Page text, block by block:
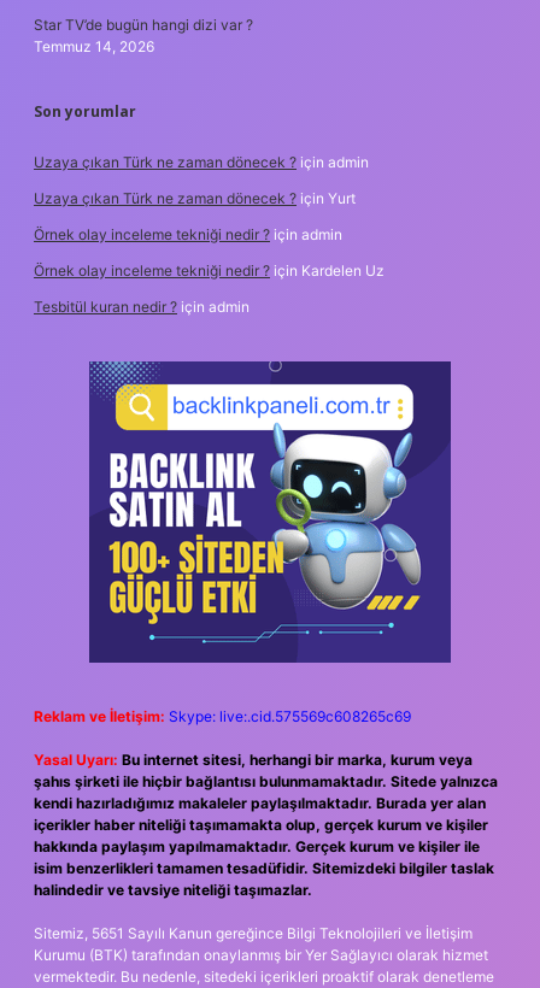
Star TV’de bugün hangi dizi var ?
Temmuz 14, 2026
Son yorumlar
Uzaya çıkan Türk ne zaman dönecek ? için admin
Uzaya çıkan Türk ne zaman dönecek ? için Yurt
Örnek olay inceleme tekniği nedir ? için admin
Örnek olay inceleme tekniği nedir ? için Kardelen Uz
Tesbitül kuran nedir ? için admin
Reklam ve İletişim: Skype: live:.cid.575569c608265c69
Yasal Uyarı: Bu internet sitesi, herhangi bir marka, kurum veya
şahıs şirketi ile hiçbir bağlantısı bulunmamaktadır. Sitede yalnızca
kendi hazırladığımız makaleler paylaşılmaktadır. Burada yer alan
içerikler haber niteliği taşımamakta olup, gerçek kurum ve kişiler
hakkında paylaşım yapılmamaktadır. Gerçek kurum ve kişiler ile
isim benzerlikleri tamamen tesadüfidir. Sitemizdeki bilgiler taslak
halindedir ve tavsiye niteliği taşımazlar.
Sitemiz, 5651 Sayılı Kanun gereğince Bilgi Teknolojileri ve İletişim
Kurumu (BTK) tarafından onaylanmış bir Yer Sağlayıcı olarak hizmet
vermektedir. Bu nedenle, sitedeki içerikleri proaktif olarak denetleme